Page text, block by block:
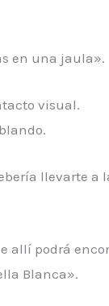
en una jaula».
visual.
llevarte a
allí podrá
Blanca».